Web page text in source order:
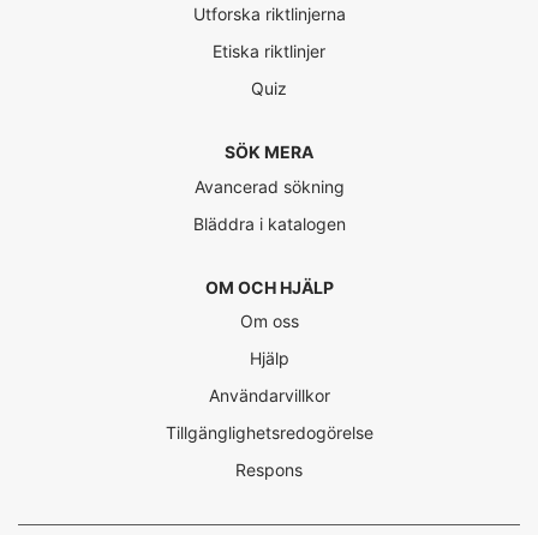
Utforska riktlinjerna
Etiska riktlinjer
Quiz
SÖK MERA
Avancerad sökning
Bläddra i katalogen
OM OCH HJÄLP
Om oss
Hjälp
Användarvillkor
Tillgänglighetsredogörelse
Respons